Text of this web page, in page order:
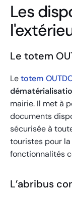
Les
Le totem
Letotem
mairie. Il met à
documents
sécurisée à
touristes pour la
fonctionnalités
L’abribus